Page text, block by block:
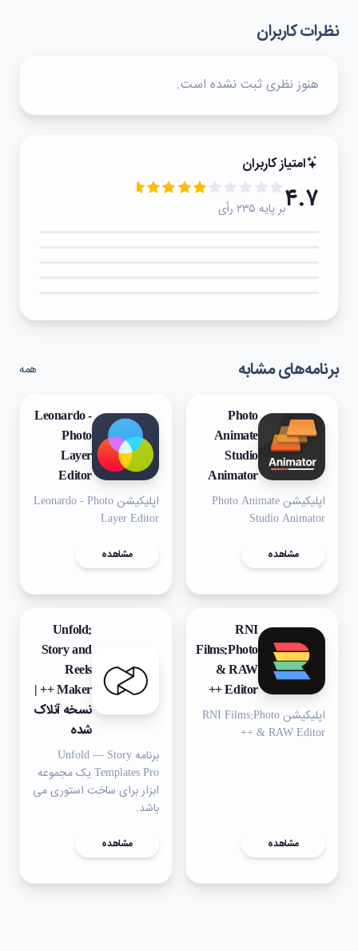
نظرات کاربران
هنوز نظری ثبت نشده است.
امتیاز کاربران
۴.۷بر پایه ۲۳۵ رأی
برنامه‌های مشابه همه
Photo
Animate
Studio
Animator
اپلیکیشن Photo Animate
Studio Animator
مشاهده
Leonardo -
Photo
Layer
Editor
اپلیکیشن Leonardo - Photo
Layer Editor
مشاهده
RNI
Films:Photo
& RAW
Editor ++
اپلیکیشن RNI Films:Photo
& RAW Editor ++
مشاهده
Unfold:
Story and
Reels
Maker ++ |
نسخه آنلاک
شده
برنامه Unfold — Story
Templates Pro یک مجموعه
ابزار برای ساخت استوری می
باشد.
مشاهده